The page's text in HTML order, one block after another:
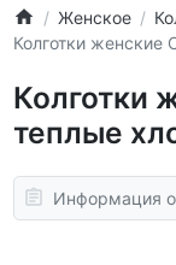
Женское
Колготки женские
Колготки
теплые
Информация